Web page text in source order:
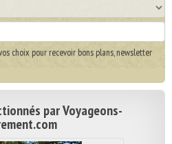
choix pour recevoir bons plans, newsletter
par Voyageons-